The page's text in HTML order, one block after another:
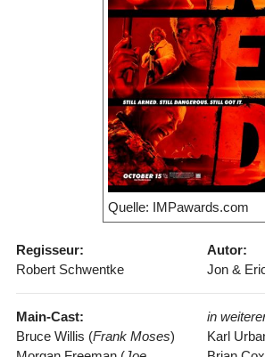
Quelle: IMPawards.com
Regisseur:
Robert Schwentke
Autor:
Jon &
Main-Cast:
Bruce Willis (Frank Moses)
in
Karl